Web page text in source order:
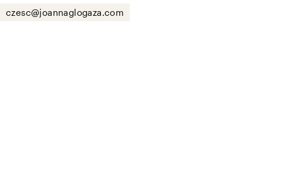
czesc@joannaglogaza.com